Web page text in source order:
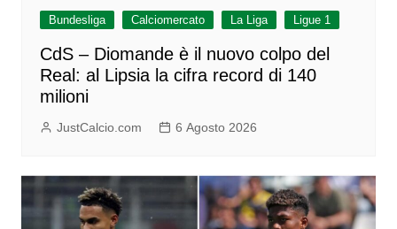
Bundesliga Calciomercato La Liga Ligue 1
CdS – Diomande è il nuovo colpo del
Real: al Lipsia la cifra record di 140
milioni
JustCalcio.com 6 Agosto 2026